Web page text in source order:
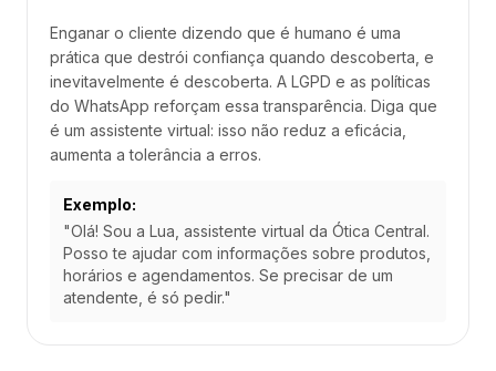
Enganar o cliente dizendo que é humano é uma
prática que destrói confiança quando descoberta, e
inevitavelmente é descoberta. A LGPD e as políticas
do WhatsApp reforçam essa transparência. Diga que
é um assistente virtual: isso não reduz a eficácia,
aumenta a tolerância a erros.
Exemplo:
"Olá! Sou a Lua, assistente virtual da Ótica Central.
Posso te ajudar com informações sobre produtos,
horários e agendamentos. Se precisar de um
atendente, é só pedir."